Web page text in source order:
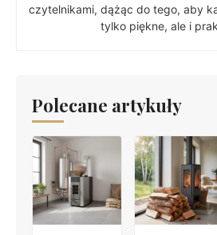
czytelnikami, dążąc do tego, aby
tylko piękne, ale i
Polecane artykuły